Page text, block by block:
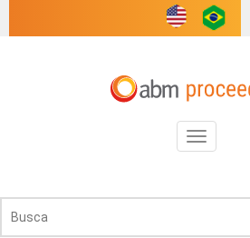
Toggle
navigation